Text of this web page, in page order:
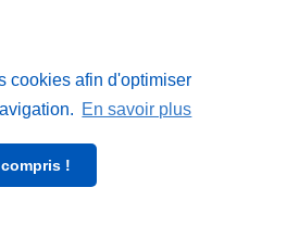
cookies afin d'optimiser
En savoir plus
!